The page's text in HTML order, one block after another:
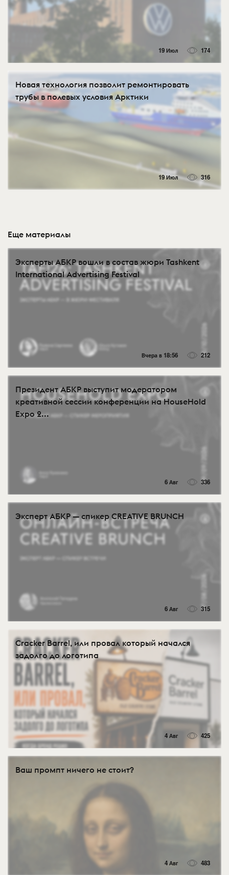
19 Июл 174
Новая технология позволит ремонтировать
трубы в полевых условия Арктики
19 Июл 316
Еще материалы
Эксперты АБКР вошли в состав жюри Tashkent
International Advertising Festival
Вчера в 18:56 212
Президент АБКР выступит модератором
креативной сессии конференции на HouseHold
Expo 2...
6 Авг 336
Эксперт АБКР — спикер CREATIVE BRUNCH
6 Авг 315
Cracker Barrel, или провал который начался
задолго до логотипа
4 Авг 425
Ваш промпт ничего не стоит?
4 Авг 483